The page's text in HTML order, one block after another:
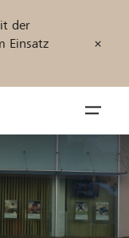
der
Einsatz
öffnen